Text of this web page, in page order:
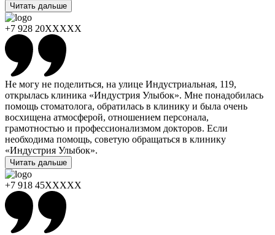
Читать дальше
+7 928 20XXXXX
Не могу не поделиться, на улице Индустриальная, 119,
открылась клиника «Индустрия Улыбок». Мне понадобилась
помощь стоматолога, обратилась в клинику и была очень
восхищена атмосферой, отношением персонала,
грамотностью и профессионализмом докторов. Если
необходима помощь, советую обращаться в клинику
«Индустрия Улыбок».
Читать дальше
+7 918 45XXXXX